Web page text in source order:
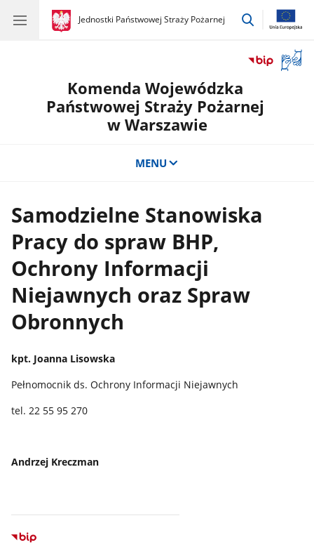
gov.pl
Jednostki Państwowej Straży Pożarnej
gov.pl
Jednostki
przejdź
okno
Komenda Wojewódzka
Państwowej Straży Pożarnej
w Warszawie
MENU
Samodzielne Stanowiska
Pracy do spraw BHP,
Ochrony Informacji
Niejawnych oraz Spraw
Obronnych
kpt. Joanna Lisowska
Pełnomocnik ds. Ochrony Informacji Niejawnych
tel. 22 55 95 270
Andrzej Kreczman